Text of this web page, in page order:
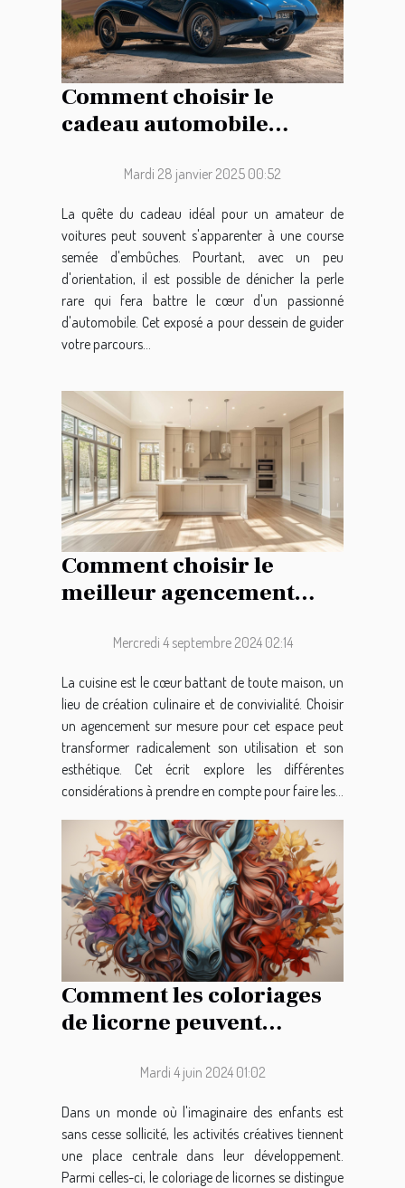
Comment choisir le
cadeau automobile
passionnés de voitures
Mardi 28 janvier 2025 00:52
La quête du cadeau idéal pour un amateur de
voitures peut souvent s'apparenter à une course
semée d'embûches. Pourtant, avec un peu
d'orientation, il est possible de dénicher la perle
rare qui fera battre le cœur d'un passionné
d'automobile. Cet exposé a pour dessein de guider
votre parcours...
Comment choisir le
meilleur agencement
mesureMercredi 4 septembre 2024 02:14
La cuisine est le cœur battant de toute maison, un
lieu de création culinaire et de convivialité. Choisir
un agencement sur mesure pour cet espace peut
transformer radicalement son utilisation et son
esthétique. Cet écrit explore les différentes
considérations à prendre en compte pour faire les...
Comment les coloriages
de licorne peuvent
développement créatif
chez les enfants
Mardi 4 juin 2024 01:02
Dans un monde où l'imaginaire des enfants est
sans cesse sollicité, les activités créatives tiennent
une place centrale dans leur développement.
Parmi celles-ci, le coloriage de licornes se distingue